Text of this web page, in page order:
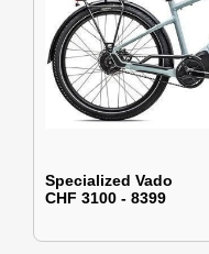
Specialized Vado
CHF 3100 - 8399